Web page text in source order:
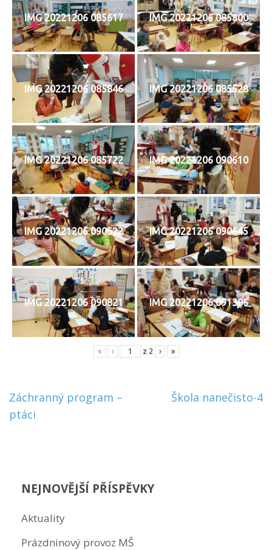
IMG 20221206 085617 IMG 20221206 085800
IMG 20221206 085846 IMG 20221206 085528
IMG 20221206 085722 IMG 20221206 090610
IMG 20221206 090522 IMG 20221206 090645
IMG 20221206 090821 IMG 20221206 091306
« ‹ z 2 › »
Navigace
pro
Záchranný program –
ptáci
Škola nanečisto-4
NEJNOVĚJŠÍ PŘÍSPĚVKY
Aktuality
Prázdninový provoz MŠ